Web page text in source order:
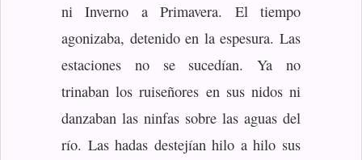
ni Inverno a Primavera. El tiempo
agonizaba, detenido en la espesura. Las
estaciones no se sucedían. Ya no
trinaban los ruiseñores en sus nidos ni
danzaban las ninfas sobre las aguas del
río. Las hadas destejían hilo a hilo sus